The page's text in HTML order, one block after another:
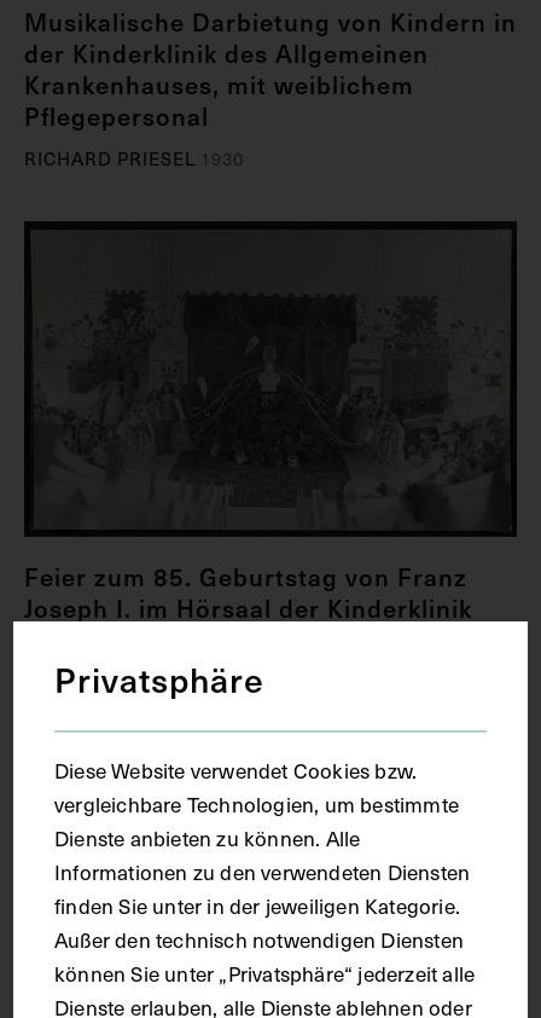
Musikalische Darbietung von Kindern in
der Kinderklinik des Allgemeinen
Krankenhauses, mit weiblichem
Pflegepersonal
RICHARD PRIESEL 1930
Feier zum 85. Geburtstag von Franz
Joseph I. im Hörsaal der Kinderklinik
weiblichem Pflegepersonal und Kindern
Privatsphäre
Diese Website verwendet Cookies bzw.
vergleichbare Technologien, um bestimmte
Dienste anbieten zu können. Alle
Informationen zu den verwendeten Diensten
finden Sie unter in der jeweiligen Kategorie.
Außer den technisch notwendigen Diensten
können Sie unter „Privatsphäre“ jederzeit alle
Dienste erlauben, alle Dienste ablehnen oder